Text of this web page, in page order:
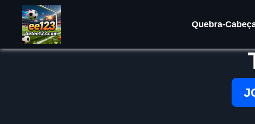
Quebra-